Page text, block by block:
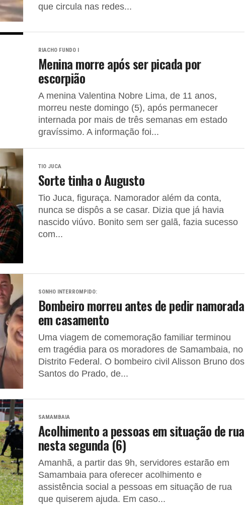
que circula nas redes...
RIACHO FUNDO I
Menina morre após ser picada por
escorpião
A menina Valentina Nobre Lima, de 11 anos,
morreu neste domingo (5), após permanecer
internada por mais de três semanas em estado
gravíssimo. A informação foi...
TIO JUCA
Sorte tinha o Augusto
Tio Juca, figuraça. Namorador além da conta,
nunca se dispôs a se casar. Dizia que já havia
nascido viúvo. Bonito sem ser galã, fazia sucesso
com...
SONHO INTERROMPIDO:
Bombeiro morreu antes de pedir namorada
em casamento
Uma viagem de comemoração familiar terminou
em tragédia para os moradores de Samambaia, no
Distrito Federal. O bombeiro civil Alisson Bruno dos
Santos do Prado, de...
SAMAMBAIA
Acolhimento a pessoas em situação de rua
nesta segunda (6)
Amanhã, a partir das 9h, servidores estarão em
Samambaia para oferecer acolhimento e
assistência social a pessoas em situação de rua
que quiserem ajuda. Em caso...